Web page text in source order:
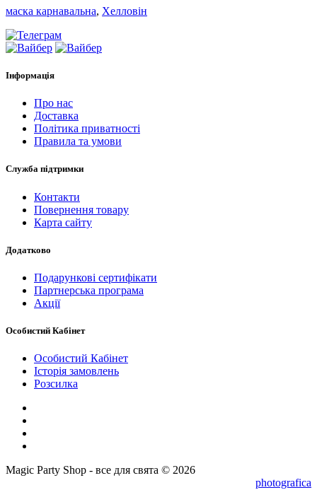
маска карнавальна, Хелловін
Інформація
Про нас
Доставка
Політика приватності
Правила та умови
Служба підтримки
Контакти
Повернення товару
Карта сайту
Додатково
Подарункові сертифікати
Партнерська програма
Акції
Особистий Кабінет
Особистий Кабінет
Історія замовлень
Розсилка
Magic Party Shop - все для свята © 2026
photografica